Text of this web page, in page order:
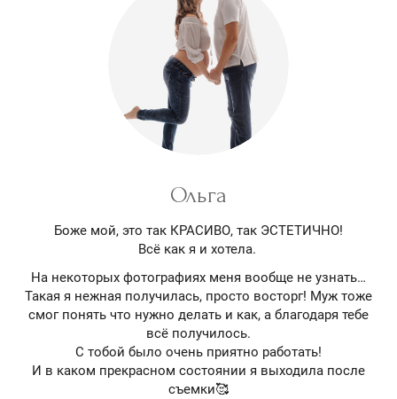
Ольга
Боже мой, это так КРАСИВО, так ЭСТЕТИЧНО!
Всё как я и хотела.
На некоторых фотографиях меня вообще не узнать…
Такая я нежная получилась, просто восторг! Муж тоже
смог понять что нужно делать и как, а благодаря тебе
всё получилось.
С тобой было очень приятно работать!
И в каком прекрасном состоянии я выходила после
съемки🥰